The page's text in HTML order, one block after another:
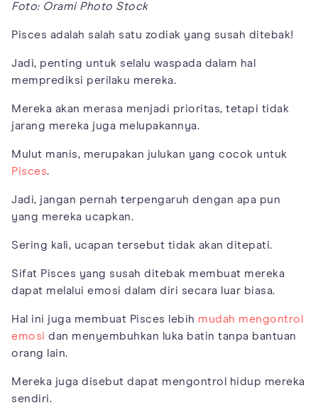
Foto: Orami Photo Stock
Pisces adalah salah satu zodiak yang susah ditebak!
Jadi, penting untuk selalu waspada dalam hal
memprediksi perilaku mereka.
Mereka akan merasa menjadi prioritas, tetapi tidak
jarang mereka juga melupakannya.
Mulut manis, merupakan julukan yang cocok untuk
Pisces.
Jadi, jangan pernah terpengaruh dengan apa pun
yang mereka ucapkan.
Sering kali, ucapan tersebut tidak akan ditepati.
Sifat Pisces yang susah ditebak membuat mereka
dapat melalui emosi dalam diri secara luar biasa.
Hal ini juga membuat Pisces lebih mudah mengontrol
emosi dan menyembuhkan luka batin tanpa bantuan
orang lain.
Mereka juga disebut dapat mengontrol hidup mereka
sendiri.